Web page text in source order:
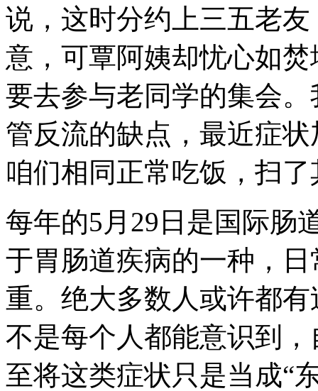
说，这时分约上三五老
意，可覃阿姨却忧心如
要去参与老同学的集会
管反流的缺点，最近症
咱们相同正常吃饭，扫
每年的5月29日是国际肠
于胃肠道疾病的一种，
重。绝大多数人或许都
不是每个人都能意识到
至将这类症状只是当成“